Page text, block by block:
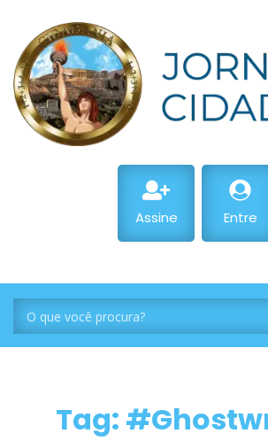
Assine Entre
Tag: